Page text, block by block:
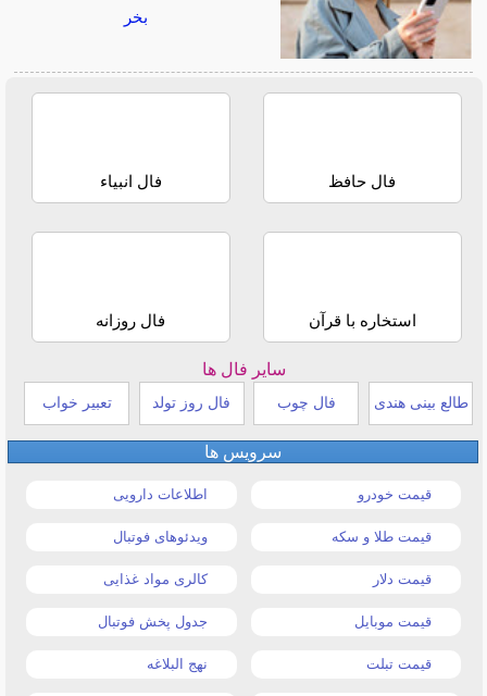
بخر
فال حافظ فال انبیاء
استخاره با قرآن فال روزانه
سایر فال ها
طالع بینی هندی فال چوب فال روز تولد تعبیر خواب
سرویس ها
قیمت خودرو اطلاعات دارویی
قیمت طلا و سکه ویدئوهای فوتبال
قیمت دلار کالری مواد غذایی
قیمت موبایل جدول پخش فوتبال
قیمت تبلت نهج البلاغه